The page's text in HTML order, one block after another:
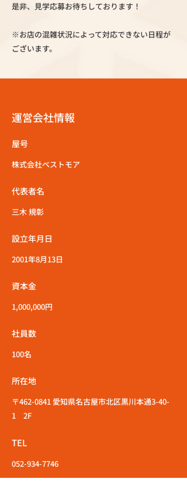
是非、見学応募お待ちしております！
※お店の混雑状況によって対応できない日程が
ございます。
運営会社情報
屋号
株式会社ベストモア
代表者名
三木 規彰
設立年月日
2001年8月13日
資本金
1,000,000円
社員数
100名
所在地
〒462-0841 愛知県名古屋市北区黒川本通3-40-
1 2F
TEL
052-934-7746